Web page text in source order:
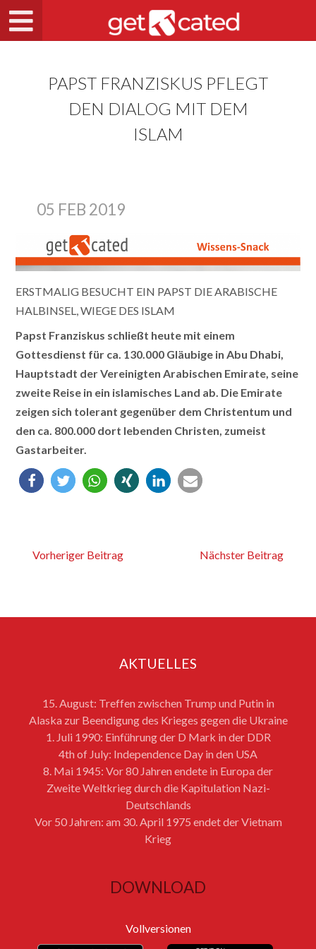
PAPST FRANZISKUS PFLEGT
DEN DIALOG MIT DEM
ISLAM
05 FEB 2019
ERSTMALIG BESUCHT EIN PAPST DIE ARABISCHE
HALBINSEL, WIEGE DES ISLAM
Papst Franziskus schließt heute mit einem
Gottesdienst für ca. 130.000 Gläubige in Abu Dhabi,
Hauptstadt der Vereinigten Arabischen Emirate, seine
zweite Reise in ein islamisches Land ab. Die Emirate
zeigen sich tolerant gegenüber dem Christentum und
den ca. 800.000 dort lebenden Christen, zumeist
Gastarbeiter.
Vorheriger Beitrag Nächster Beitrag
AKTUELLES
15. August: Treffen zwischen Trump und Putin in
Alaska zur Beendigung des Krieges gegen die Ukraine
1. Juli 1990: Einführung der D Mark in der DDR
4th of July: Independence Day in den USA
8. Mai 1945: Vor 80 Jahren endete in Europa der
Zweite Weltkrieg durch die Kapitulation Nazi-
Deutschlands
Vor 50 Jahren: am 30. April 1975 endet der Vietnam
Krieg
DOWNLOAD
Vollversionen